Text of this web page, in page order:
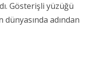
Gösterişli yüzüğü
dünyasında adından